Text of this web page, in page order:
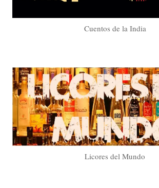
Cuentos de la India
Licores del Mundo